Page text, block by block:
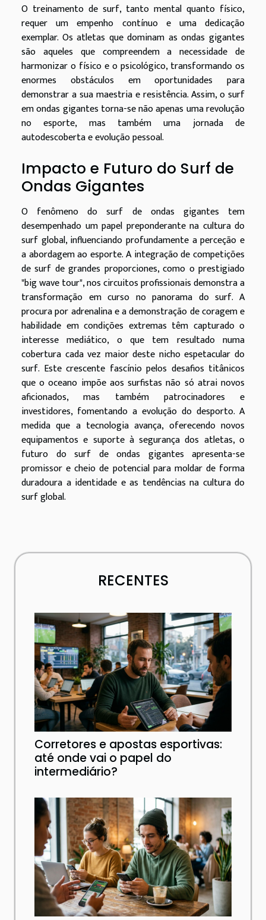
O treinamento de surf, tanto mental quanto físico,
requer um empenho contínuo e uma dedicação
exemplar. Os atletas que dominam as ondas gigantes
são aqueles que compreendem a necessidade de
harmonizar o físico e o psicológico, transformando os
enormes obstáculos em oportunidades para
demonstrar a sua maestria e resistência. Assim, o surf
em ondas gigantes torna-se não apenas uma revolução
no esporte, mas também uma jornada de
autodescoberta e evolução pessoal.
Impacto e Futuro do Surf de
Ondas Gigantes
O fenômeno do surf de ondas gigantes tem
desempenhado um papel preponderante na cultura do
surf global, influenciando profundamente a perceção e
a abordagem ao esporte. A integração de competições
de surf de grandes proporciones, como o prestigiado
"big wave tour", nos circuitos profissionais demonstra a
transformação em curso no panorama do surf. A
procura por adrenalina e a demonstração de coragem e
habilidade em condições extremas têm capturado o
interesse mediático, o que tem resultado numa
cobertura cada vez maior deste nicho espetacular do
surf. Este crescente fascínio pelos desafios titânicos
que o oceano impõe aos surfistas não só atrai novos
aficionados, mas também patrocinadores e
investidores, fomentando a evolução do desporto. A
medida que a tecnologia avança, oferecendo novos
equipamentos e suporte à segurança dos atletas, o
futuro do surf de ondas gigantes apresenta-se
promissor e cheio de potencial para moldar de forma
duradoura a identidade e as tendências na cultura do
surf global.
RECENTES
Corretores e apostas esportivas:
até onde vai o papel do
intermediário?